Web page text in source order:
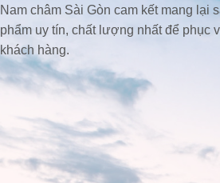
Nam châm Sài Gòn cam kết mang lại
phẩm uy tín, chất lượng nhất để phục
khách hàng.